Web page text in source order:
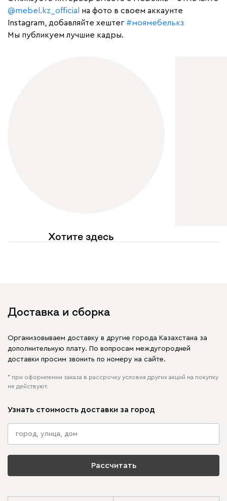
@mebel.kz_official
на фото в своем аккаунте
Instagram, добавляйте хештег #моямебелькз
Мы публикуем лучшие кадры.
Хотите здесь
Доставка и сборка
Организовываем доставку в другие города Казахстана за
дополнительную плату. По вопросам междугородней
доставки просим звонить по номеру на сайте.
* при оформлении заказа в рассрочку условия других акций на покупку
не действуют.
Узнать стоимость доставки за город
Рассчитать